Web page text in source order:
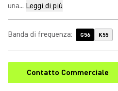
una... Leggi di più
Banda di frequenza: G56 K55
Contatto Commerciale